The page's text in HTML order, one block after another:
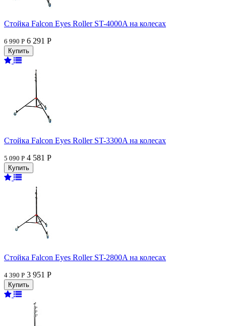
Стойка Falcon Eyes Roller ST-4000A на колесах
6 990 Р 6 291 Р
Стойка Falcon Eyes Roller ST-3300A на колесах
5 090 Р 4 581 Р
Стойка Falcon Eyes Roller ST-2800A на колесах
4 390 Р 3 951 Р